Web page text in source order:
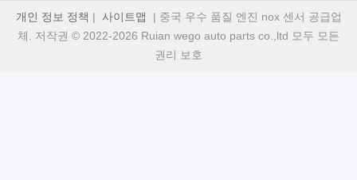
개인 정보 정책 | 사이트맵 | 중국 우수 품질 엔진 nox 센서 공급업
체. 저작권 © 2022-2026 Ruian wego auto parts co.,ltd 모두 모든
권리 보호